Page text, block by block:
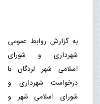
شهرداری و شورای
اسلامی شهر لردگان با